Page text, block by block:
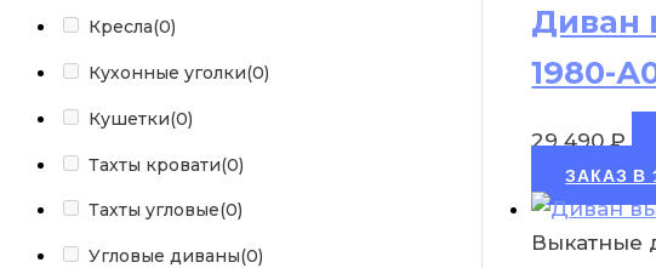
Кресла(0)
Кухонные уголки(0)
Кушетки(0)
Тахты кровати(0)
Тахты угловые(0)
Угловые диваны(0)
Диван
1980-
29 490₽
ЗАКАЗ В
Выкатные